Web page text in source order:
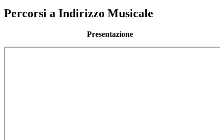
Percorsi a Indirizzo Musicale
Presentazione